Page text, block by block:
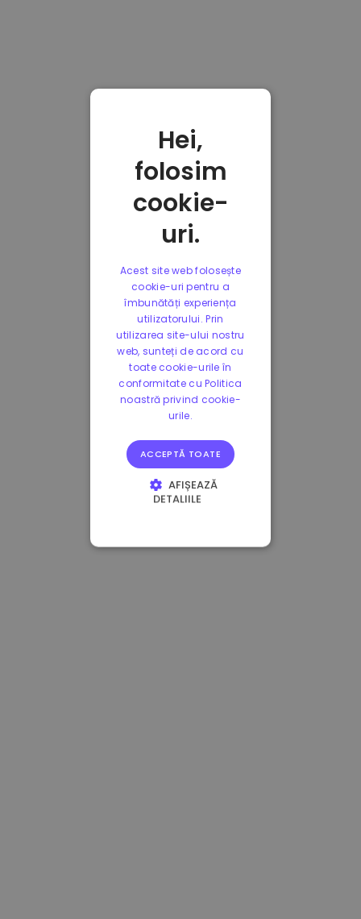
Hei,
folosim
cookie-
uri.
Acest site web folosește
cookie-uri pentru a
îmbunătăți experiența
utilizatorului. Prin
utilizarea site-ului nostru
web, sunteți de acord cu
toate cookie-urile în
conformitate cu Politica
noastră privind cookie-
urile.
ACCEPTĂ TOATE
AFIȘEAZĂ
DETALIILE